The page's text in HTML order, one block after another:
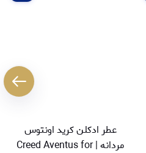
عطر ادکلن کرید اونتوس
مردانه | Creed Aventus for